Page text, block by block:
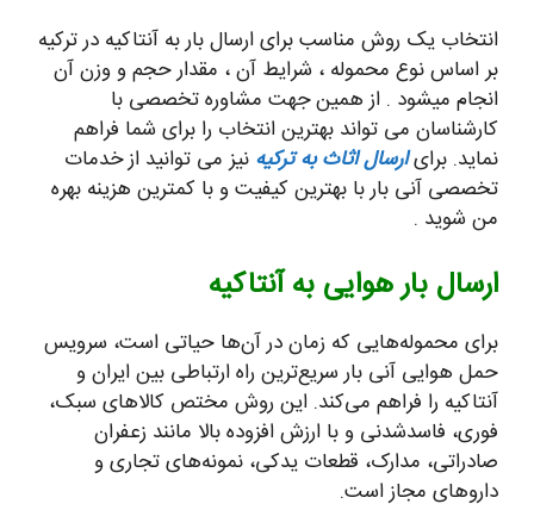
انتخاب یک روش مناسب برای ارسال بار به آنتاکیه در ترکیه
بر اساس نوع محموله ، شرایط آن ، مقدار حجم و وزن آن
انجام میشود . از همین جهت مشاوره تخصصی با
کارشناسان می تواند بهترین انتخاب را برای شما فراهم
نماید. برایارسال اثاث به ترکیه نیز می توانید از خدمات
تخصصی آنی بار با بهترین کیفیت و با کمترین هزینه بهره
من شوید .
ارسال بار هوایی به آنتاکیه
برای محموله‌هایی که زمان در آن‌ها حیاتی است، سرویس
حمل هوایی آنی بار سریع‌ترین راه ارتباطی بین ایران و
آنتاکیه را فراهم می‌کند. این روش مختص کالاهای سبک،
فوری، فاسدشدنی و با ارزش افزوده بالا مانند زعفران
صادراتی، مدارک، قطعات یدکی، نمونه‌های تجاری و
داروهای مجاز است.